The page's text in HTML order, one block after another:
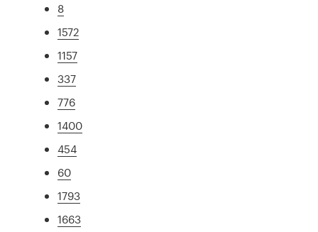
8
1572
1157
337
776
1400
454
60
1793
1663